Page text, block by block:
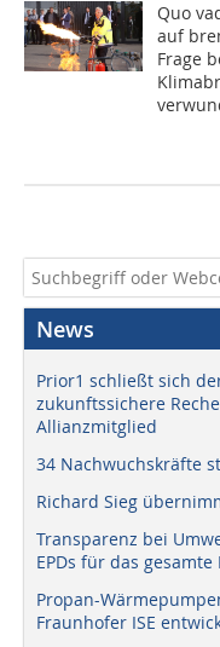
Quo
auf
Frage
News
Prior1 schließt sich
zukunftssichere
Allianzmitglied
34 Nachwuchskräfte
Richard Sieg
Transparenz bei
EPDs für das
Propan-
Fraunhofer ISE